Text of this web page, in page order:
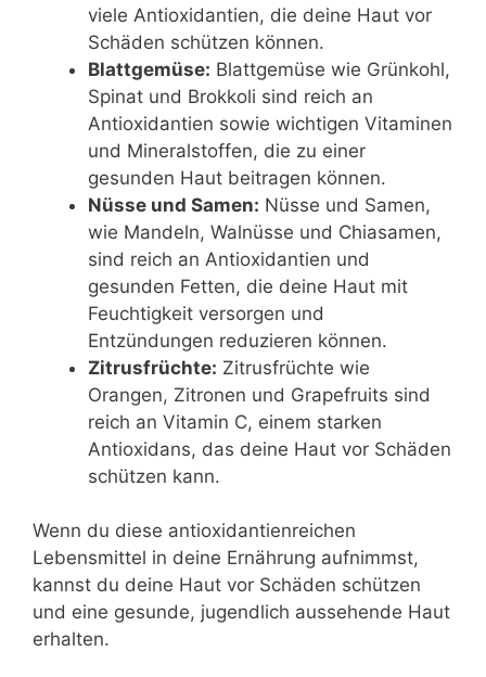
viele Antioxidantien, die deine Haut vor
Schäden schützen können.
Blattgemüse: Blattgemüse wie Grünkohl,
Spinat und Brokkoli sind reich an
Antioxidantien sowie wichtigen Vitaminen
und Mineralstoffen, die zu einer
gesunden Haut beitragen können.
Nüsse und Samen: Nüsse und Samen,
wie Mandeln, Walnüsse und Chiasamen,
sind reich an Antioxidantien und
gesunden Fetten, die deine Haut mit
Feuchtigkeit versorgen und
Entzündungen reduzieren können.
Zitrusfrüchte: Zitrusfrüchte wie
Orangen, Zitronen und Grapefruits sind
reich an Vitamin C, einem starken
Antioxidans, das deine Haut vor Schäden
schützen kann.
Wenn du diese antioxidantienreichen
Lebensmittel in deine Ernährung aufnimmst,
kannst du deine Haut vor Schäden schützen
und eine gesunde, jugendlich aussehende Haut
erhalten.